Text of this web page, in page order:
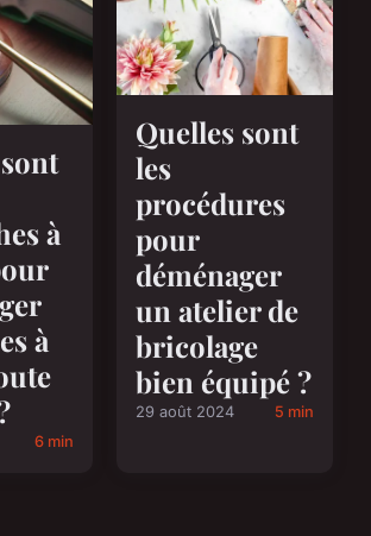
à
à
6 min
Quelles sont
les
procédures
pour
déménager
un atelier de
bricolage
bien équipé ?
29 août 2024 5 min